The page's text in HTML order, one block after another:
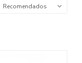
Recomendados